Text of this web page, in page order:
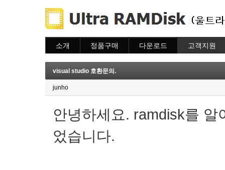
소개 정품구매
주문조회
이용안내
다운로드 고객지원
질문하기
visual studio 호환문의.
junho
안녕하세요. ramdisk를
었습니다.